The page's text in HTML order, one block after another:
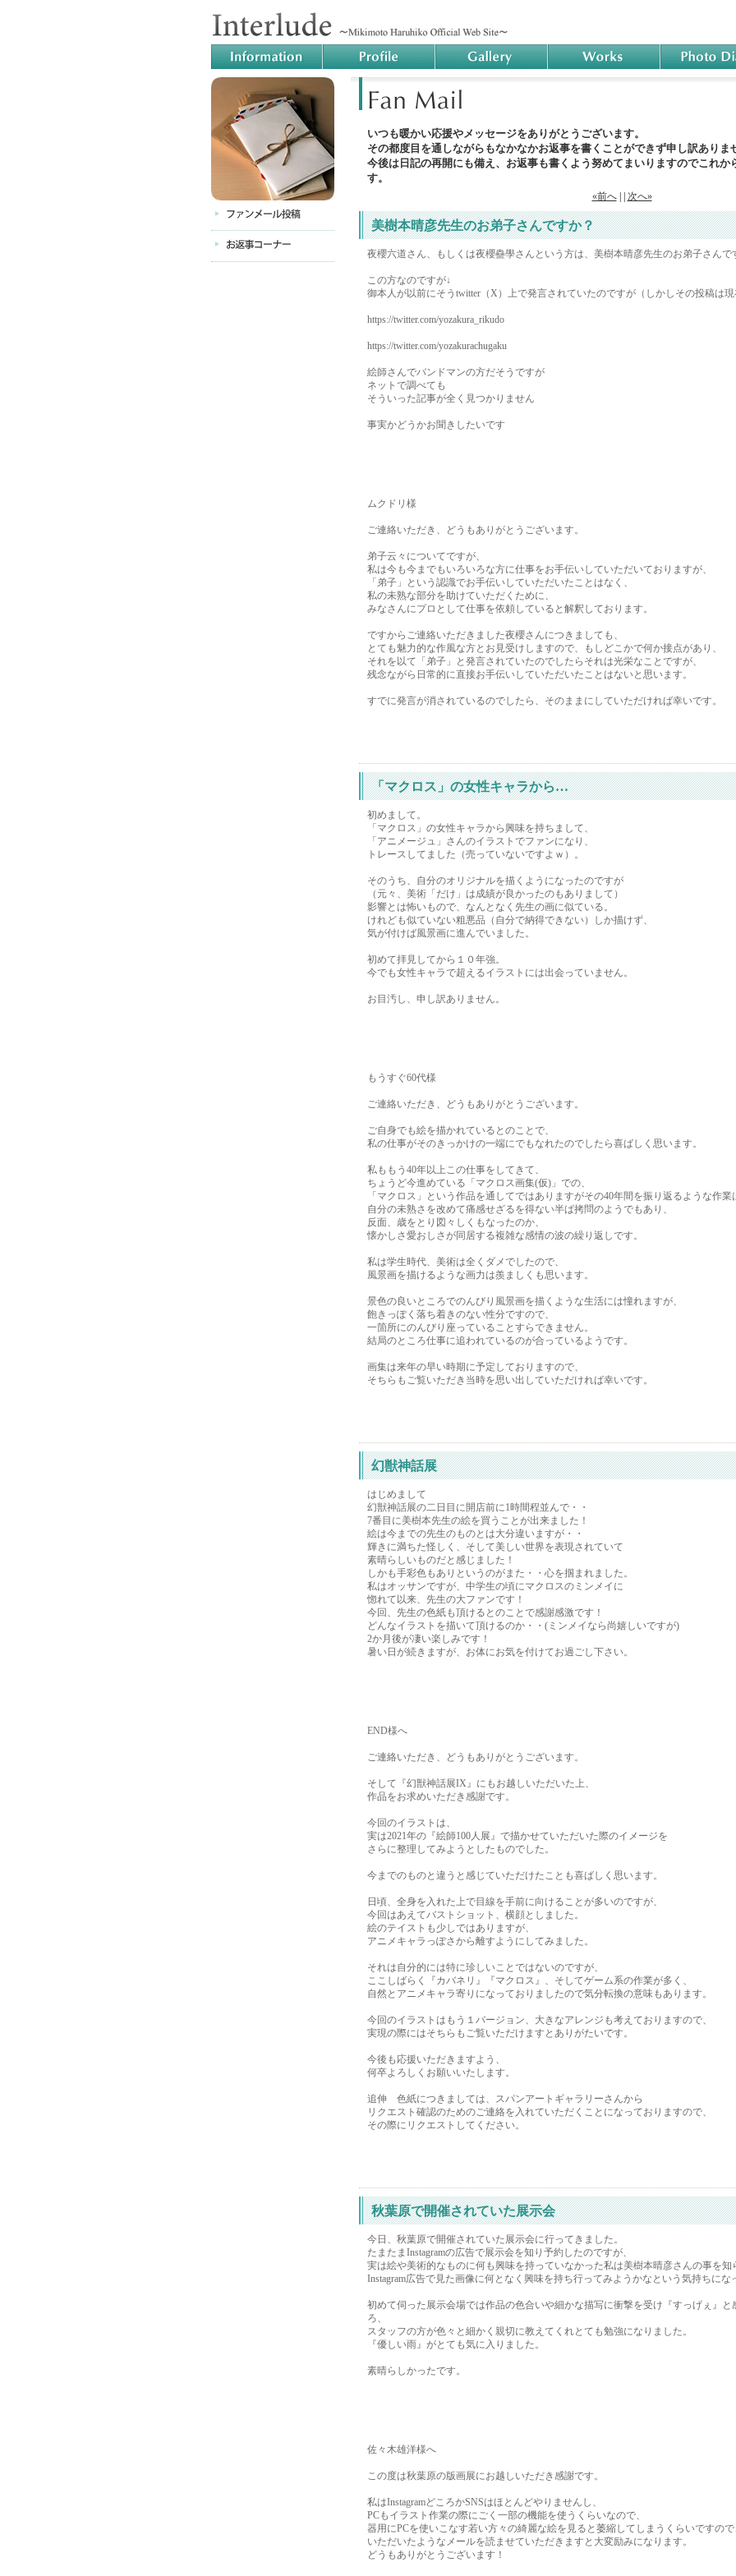
いつも暖かい応援やメッセージをありがとうございます。
その都度目を通しながらもなかなかお返事を書くことができず申し訳ありま
今後は日記の再開にも備え、お返事も書くよう努めてまいりますのでこれか
す。
«前へ| | 次へ»
美樹本晴彦先生のお弟子さんですか？
夜櫻六道さん、もしくは夜櫻蠱學さんという方は、美樹本晴彦先生のお弟子さんで
この方なのですが↓
御本人が以前にそうtwitter（X）上で発言されていたのですが（しかしその投稿は
https://twitter.com/yozakura_rikudo
https://twitter.com/yozakurachugaku
絵師さんでバンドマンの方だそうですが
ネットで調べても
そういった記事が全く見つかりません
事実かどうかお聞きしたいです
ムクドリ様
ご連絡いただき、どうもありがとうございます。
弟子云々についてですが、
私は今も今までもいろいろな方に仕事をお手伝いしていただいておりますが、
「弟子」という認識でお手伝いしていただいたことはなく、
私の未熟な部分を助けていただくために、
みなさんにプロとして仕事を依頼していると解釈しております。
ですからご連絡いただきました夜櫻さんにつきましても、
とても魅力的な作風な方とお見受けしますので、もしどこかで何か接点があり、
それを以て「弟子」と発言されていたのでしたらそれは光栄なことですが、
残念ながら日常的に直接お手伝いしていただいたことはないと思います。
すでに発言が消されているのでしたら、そのままにしていただければ幸いです。
「マクロス」の女性キャラから…
初めまして。
「マクロス」の女性キャラから興味を持ちまして、
「アニメージュ」さんのイラストでファンになり、
トレースしてました（売っていないですよｗ）。
そのうち、自分のオリジナルを描くようになったのですが
（元々、美術「だけ」は成績が良かったのもありまして）
影響とは怖いもので、なんとなく先生の画に似ている。
けれども似ていない粗悪品（自分で納得できない）しか描けず、
気が付けば風景画に進んでいました。
初めて拝見してから１０年強。
今でも女性キャラで超えるイラストには出会っていません。
お目汚し、申し訳ありません。
もうすぐ60代様
ご連絡いただき、どうもありがとうございます。
ご自身でも絵を描かれているとのことで、
私の仕事がそのきっかけの一端にでもなれたのでしたら喜ばしく思います。
私ももう40年以上この仕事をしてきて、
ちょうど今進めている「マクロス画集(仮)」での、
「マクロス」という作品を通してではありますがその40年間を振り返るような作業
自分の未熟さを改めて痛感せざるを得ない半ば拷問のようでもあり、
反面、歳をとり図々しくもなったのか、
懐かしさ愛おしさが同居する複雑な感情の波の繰り返しです。
私は学生時代、美術は全くダメでしたので、
風景画を描けるような画力は羨ましくも思います。
景色の良いところでのんびり風景画を描くような生活には憧れますが、
飽きっぽく落ち着きのない性分ですので、
一箇所にのんびり座っていることすらできません。
結局のところ仕事に追われているのが合っているようです。
画集は来年の早い時期に予定しておりますので、
そちらもご覧いただき当時を思い出していただければ幸いです。
幻獣神話展
はじめまして
幻獣神話展の二日目に開店前に1時間程並んで・・
7番目に美樹本先生の絵を買うことが出来ました！
絵は今までの先生のものとは大分違いますが・・
輝きに満ちた怪しく、そして美しい世界を表現されていて
素晴らしいものだと感じました！
しかも手彩色もありというのがまた・・心を掴まれました。
私はオッサンですが、中学生の頃にマクロスのミンメイに
惚れて以来、先生の大ファンです！
今回、先生の色紙も頂けるとのことで感謝感激です！
どんなイラストを描いて頂けるのか・・(ミンメイなら尚嬉しいですが)
2か月後が凄い楽しみです！
暑い日が続きますが、お体にお気を付けてお過ごし下さい。
END様へ
ご連絡いただき、どうもありがとうございます。
そして『幻獣神話展IX』にもお越しいただいた上、
作品をお求めいただき感謝です。
今回のイラストは、
実は2021年の『絵師100人展』で描かせていただいた際のイメージを
さらに整理してみようとしたものでした。
今までのものと違うと感じていただけたことも喜ばしく思います。
日頃、全身を入れた上で目線を手前に向けることが多いのですが、
今回はあえてバストショット、横顔としました。
絵のテイストも少しではありますが、
アニメキャラっぽさから離すようにしてみました。
それは自分的には特に珍しいことではないのですが、
ここしばらく『カバネリ』『マクロス』、そしてゲーム系の作業が多く、
自然とアニメキャラ寄りになっておりましたので気分転換の意味もあります。
今回のイラストはもう１バージョン、大きなアレンジも考えておりますので、
実現の際にはそちらもご覧いただけますとありがたいです。
今後も応援いただきますよう、
何卒よろしくお願いいたします。
追伸 色紙につきましては、スパンアートギャラリーさんから
リクエスト確認のためのご連絡を入れていただくことになっておりますので、
その際にリクエストしてください。
秋葉原で開催されていた展示会
今日、秋葉原で開催されていた展示会に行ってきました。
たまたまInstagramの広告で展示会を知り予約したのですが、
実は絵や美術的なものに何も興味を持っていなかった私は美樹本晴彦さんの事を知
Instagram広告で見た画像に何となく興味を持ち行ってみようかなという気持ちにな
初めて伺った展示会場では作品の色合いや細かな描写に衝撃を受け『すっげぇ』
ろ、
スタッフの方が色々と細かく親切に教えてくれとても勉強になりました。
『優しい雨』がとても気に入りました。
素晴らしかったです。
佐々木雄洋様へ
この度は秋葉原の版画展にお越しいただき感謝です。
私はInstagramどころかSNSはほとんどやりませんし、
PCもイラスト作業の際にごく一部の機能を使うくらいなので、
器用にPCを使いこなす若い方々の綺麗な絵を見ると萎縮してしまうくらいですの
いただいたようなメールを読ませていただきますと大変励みになります。
どうもありがとうございます！